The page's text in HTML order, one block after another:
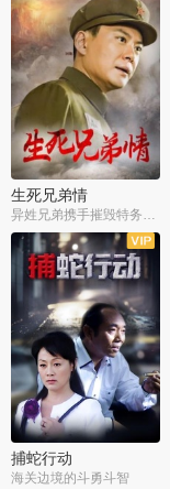
生死兄弟情
异姓兄弟携手摧毁特务阴谋
全22集
捕蛇行动
海关边境的斗勇斗智